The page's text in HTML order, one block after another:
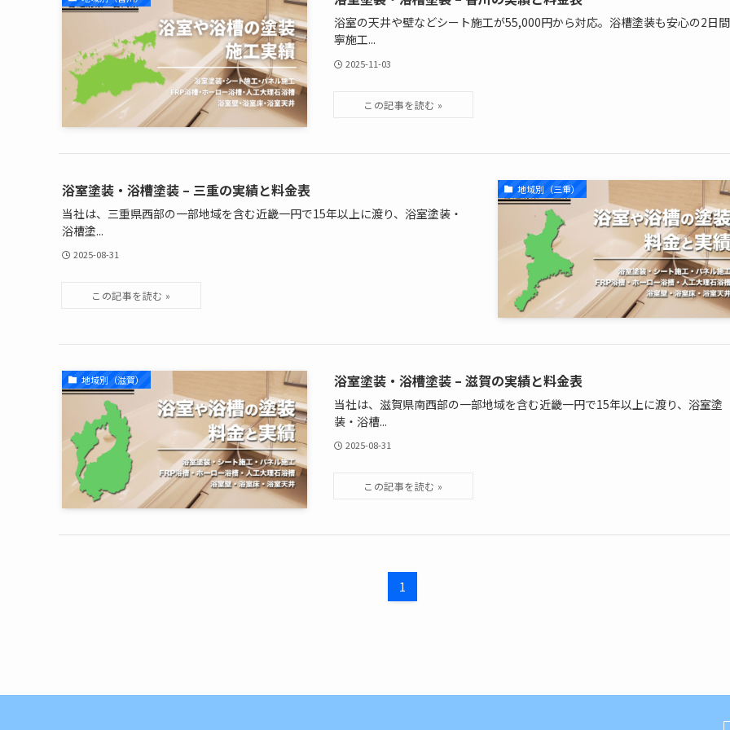
浴室の天井や壁などシート施工が55,000円から対応。浴槽塗装も安心の2日
寧施工...
2025-11-03
地域別（三重）
浴室塗装・浴槽塗装 – 三重の実績と料金表
当社は、三重県西部の一部地域を含む近畿一円で15年以上に渡り、浴室塗装・
浴槽塗...
2025-08-31
地域別（滋賀） 浴室塗装・浴槽塗装 – 滋賀の実績と料金表
当社は、滋賀県南西部の一部地域を含む近畿一円で15年以上に渡り、浴室塗
装・浴槽...
2025-08-31
1